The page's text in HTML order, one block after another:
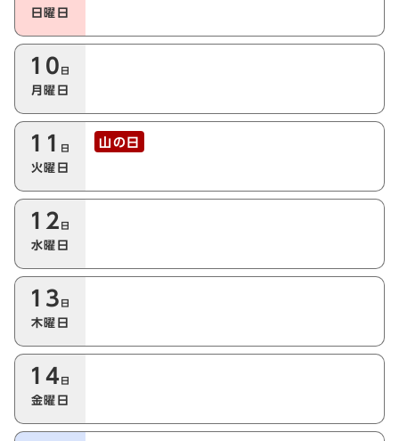
日曜日
10 日
月曜日
11 日
火曜日
山の日
12 日
水曜日
13 日
木曜日
14 日
金曜日